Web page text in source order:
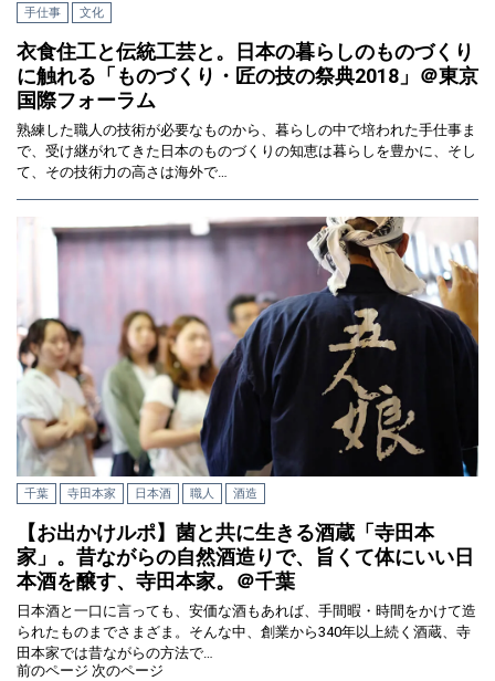
手仕事 文化
衣食住工と伝統工芸と。日本の暮らしのものづくり
に触れる「ものづくり・匠の技の祭典2018」＠東京
国際フォーラム
熟練した職人の技術が必要なものから、暮らしの中で培われた手仕事ま
で、受け継がれてきた日本のものづくりの知恵は暮らしを豊かに、そし
て、その技術力の高さは海外で…
千葉 寺田本家 日本酒 職人 酒造
【お出かけルポ】菌と共に生きる酒蔵「寺田本
家」。昔ながらの自然酒造りで、旨くて体にいい日
本酒を醸す、寺田本家。＠千葉
日本酒と一口に言っても、安価な酒もあれば、手間暇・時間をかけて造
られたものまでさまざま。そんな中、創業から340年以上続く酒蔵、寺
田本家では昔ながらの方法で…
前のページ 次のページ